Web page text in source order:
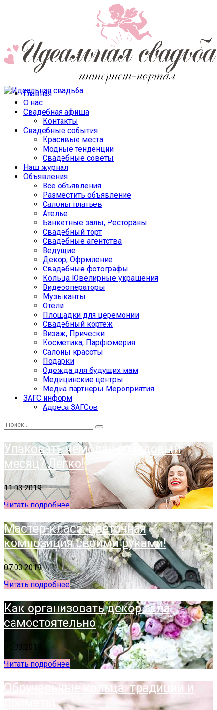
Главная
О нас
Свадебная афиша
Контакты
Свадебные события
Красивые места
Модные тенденции
Свадебные советы
Наш журнал
Объявления
Все объявления
Разместить объявление
Салоны платьев
Ателье
Банкетные залы, Рестораны
Свадебный торт
Свадебные агентства
Ведущие
Декор, Офрмление
Свадебные фотографы
Кольца Ювелирные украшения
Видеооператоры
Музыканты
Отели
Площадки для церемонии
Свадебный кортеж
Визаж, Прически
Косметика, Парфюмерия
Салоны красоты
Подарки
Одежда для будущих мам
Медицинские центры
Медиа партнеры Мероприятия
ЗАГС информ
Адреса ЗАГСов
Упаковать чемодан в медовый
месяц? Легко!
11.03.2019
Читать подробнее
Мастер-класс: цветочная
композиция своими руками!
07.03.2019
Читать подробнее
Как организовать декор зала
самостоятельно
01.03.2019
Читать подробнее
Обручальные кольца: традиции и
приметы